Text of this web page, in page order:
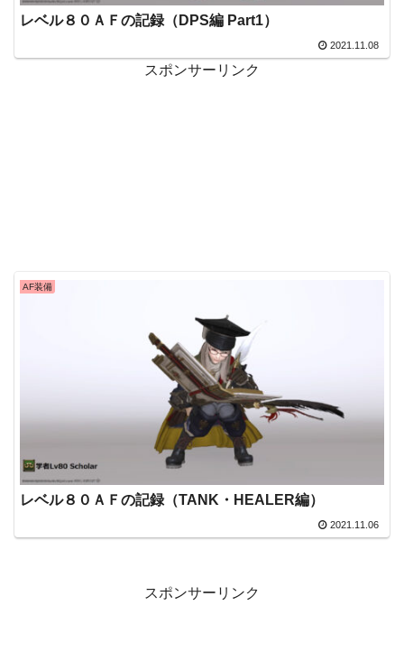
レベル８０ＡＦの記録（DPS編 Part1）
2021.11.08
スポンサーリンク
AF装備
レベル８０ＡＦの記録（TANK・HEALER編）
2021.11.06
スポンサーリンク